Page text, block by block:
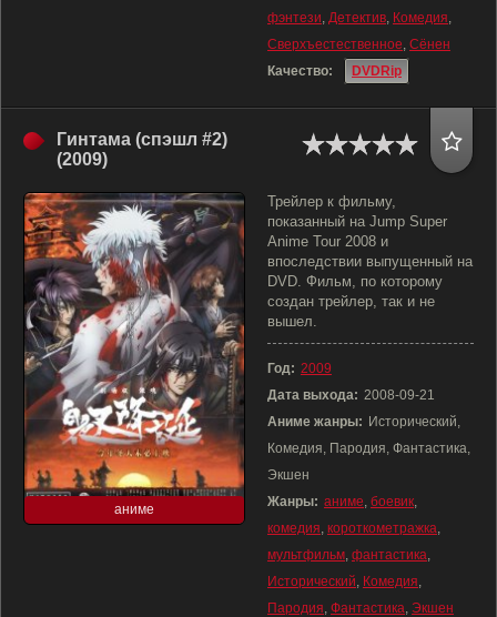
фэнтези, Детектив, Комедия,
Сверхъестественное, Сёнен
Качество:
DVDRip
Гинтама (спэшл #2)
(2009)
аниме
Трейлер к фильму,
показанный на Jump Super
Anime Tour 2008 и
впоследствии выпущенный на
DVD. Фильм, по которому
создан трейлер, так и не
вышел.
Год: 2009
Дата выхода: 2008-09-21
Аниме жанры: Исторический,
Комедия, Пародия, Фантастика,
Экшен
Жанры: аниме, боевик,
комедия, короткометражка,
мультфильм, фантастика,
Исторический, Комедия,
Пародия, Фантастика, Экшен